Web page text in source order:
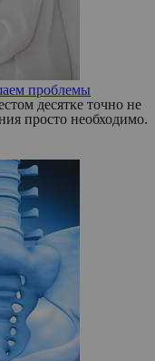
проблемы
десятке точно не
просто необходимо.